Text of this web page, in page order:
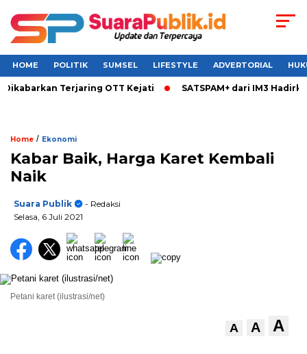
HOME POLITIK SUMSEL LIFESTYLE ADVERTORIAL
Terjaring OTT Kejati SATSPAM+ dari IM3
Home / Ekonomi
Kabar Baik, Harga Karet Kembali
Naik
Suara Publik
- Redaksi
Selasa, 6 Juli 2021
Petani karet (ilustrasi/net)
A A A